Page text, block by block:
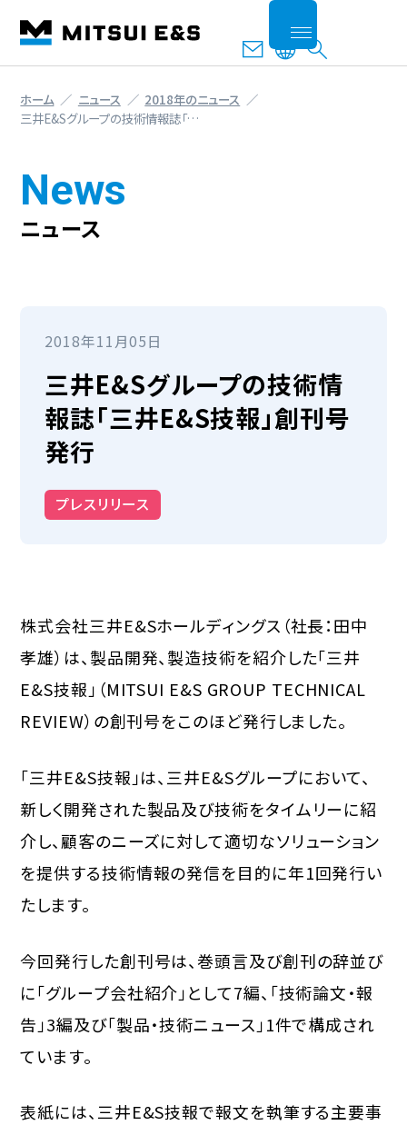
ホーム ニュース
2018年のニュース
三井E&Sグループの技術情報誌「…
News
ニュース
2018年11月05日
三井E&Sグループの技術情
報誌「三井E&S技報」創刊号
発行
プレスリリース
株式会社三井E&Sホールディングス（社長：田中
孝雄）は、製品開発、製造技術を紹介した「三井
E&S技報」（MITSUI E&S GROUP TECHNICAL
REVIEW）の創刊号をこのほど発行しました。
「三井E&S技報」は、三井E&Sグループにおいて、
新しく開発された製品及び技術をタイムリーに紹
介し、顧客のニーズに対して適切なソリューション
を提供する技術情報の発信を目的に年1回発行い
たします。
今回発行した創刊号は、巻頭言及び創刊の辞並び
に「グループ会社紹介」として7編、「技術論文・報
告」3編及び「製品・技術ニュース」1件で構成され
ています。
表紙には、三井E&S技報で報文を執筆する主要事